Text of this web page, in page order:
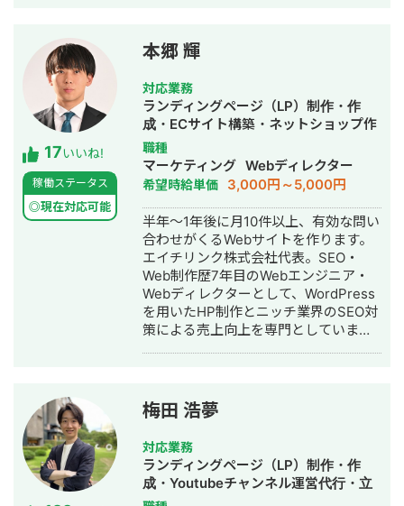
式会社LA ORG 創業：翻訳・Web制
作・英語教育の3事業を軸に、グローバ
ル支援サービスを提供 🔗 各種リンク
【公式サイト】https://la-org.com
【ポートフォリオ】
https://www.portfolio.la-org.com
【Lancers】
https://www.lancers.jp/profile/
rmHXQjVdk 【CrowdWorks】
https://crowdworks.jp/public/
【ココナラ】
https://coconala.com/users/2204682?
srsltid=AfmBOoqYND8AKR3YqHKQ3-
17いいね!
稼働ステータス
◎現在対応可能
本郷 輝
対応業務
ランディングページ（LP）制作・作
成・ECサイト構築・ネットショップ作
成代行・SEO対策・記事作成代行・ラ
イティング・ホームページ制作・作
成・オウンドメディア制作・構築・運
用代行
職種
マーケティング Webディレクター
希望時給単価 3,000円～5,000円
半年～1年後に月10件以上、有効な問い
合わせがくるWebサイトを作ります。
エイチリンク株式会社代表。SEO・
Web制作歴7年目のWebエンジニア・
Webディレクターとして、WordPress
を用いたHP制作とニッチ業界のSEO対
策による売上向上を専門としていま
した。SEO対策においては、ゼロから
立ち上げた新規サイトをニッチ市場で
サービスキーワード検索1位に導き、月
間1.5万PV、月商500万円の売上を実現
した実績があります。 エンジニア知識
を持ったSEOディレクターとして、大
梅田 浩夢
対応業務
ランディングページ（LP）制作・作
成・Youtubeチャンネル運営代行・立
ち上げ・SEO対策・SNS運用代行・記